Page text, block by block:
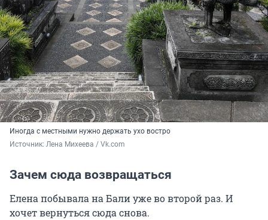
Иногда с местными нужно держать ухо востро
Источник: Лена Михеева / Vk.com
Зачем сюда возвращаться
Елена побывала на Бали уже во второй раз. И
хочет вернуться сюда снова.